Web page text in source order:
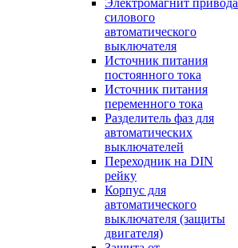
Электромагнит привода
силового
автоматического
выключателя
Источник питания
постоянного тока
Источник питания
переменного тока
Разделитель фаз для
автоматических
выключателей
Переходник на DIN
рейку
Корпус для
автоматического
выключателя (защиты
двигателя)